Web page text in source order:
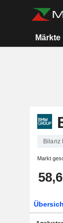
Märkte
Bilanz
Markt